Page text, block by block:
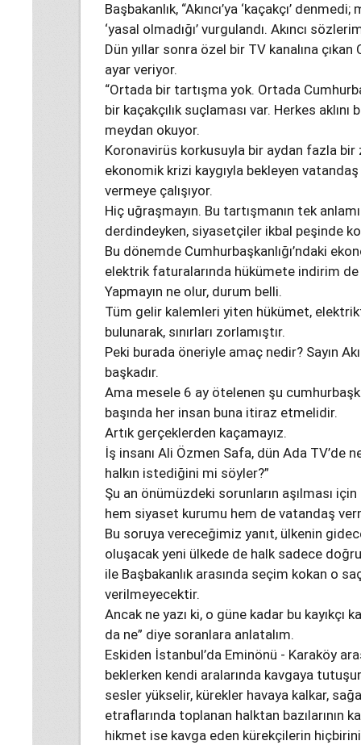
Başbakanlık, “Akıncı’ya ‘kaçakçı’
‘yasal olmadığı’ vurgulandı. Akıncı
Dün yıllar sonra özel bir TV kanalına
ayar veriyor.
“Ortada bir tartışma yok. Ortada
bir kaçakçılık suçlaması var. Herkes aklını
meydan okuyor.
Koronavirüs korkusuyla bir aydan fazla bir
ekonomik krizi kaygıyla bekleyen
vermeye çalışıyor.
Hiç uğraşmayın. Bu tartışmanın tek
derdindeyken, siyasetçiler ikbal peşinde
Bu dönemde Cumhurbaşkanlığı’ndaki
elektrik faturalarında hükümete indirim
Yapmayın ne olur, durum belli.
Tüm gelir kalemleri yiten hükümet,
bulunarak, sınırları zorlamıştır.
Peki burada öneriyle amaç nedir? Sayın
başkadır.
Ama mesele 6 ay ötelenen şu
başında her insan buna itiraz etmelidir.
Artık gerçeklerden kaçamayız.
İş insanı Ali Özmen Safa, dün Ada TV’de
halkın istediğini mi söyler?”
Şu an önümüzdeki sorunların aşılması
hem siyaset kurumu hem de vatandaş
Bu soruya vereceğimiz yanıt, ülkenin
oluşacak yeni ülkede de halk sadece
ile Başbakanlık arasında seçim kokan o
verilmeyecektir.
Ancak ne yazı ki, o güne kadar bu kayıkçı
da ne” diye soranlara anlatalım.
Eskiden İstanbul’da Eminönü - Karaköy
beklerken kendi aralarında kavgaya
sesler yükselir, kürekler havaya kalkar,
etraflarında toplanan halktan bazılarının
hikmet ise kavga eden kürekçilerin